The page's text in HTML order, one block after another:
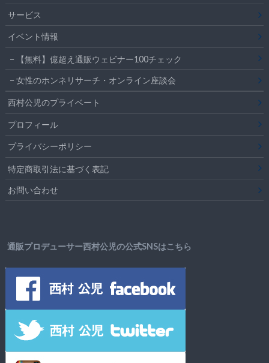
サービス
イベント情報
【無料】億超え通販ウェビナー100チェック
女性のホンネリサーチ・オンライン座談会
西村公児のプライベート
プロフィール
プライバシーポリシー
特定商取引法に基づく表記
お問い合わせ
通販プロデューサー西村公児の公式SNSはこちら